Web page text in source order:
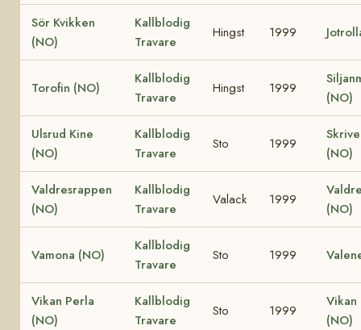
Sör Kvikken
(NO)
Kallblodig
Travare
Hingst 1999
Torofin (NO)
Kallblodig
Travare
Hingst 1999
(NO)
Ulsrud Kine
(NO)
Kallblodig
Travare
Sto 1999
(NO)
Valdresrappen
(NO)
Kallblodig
Travare
Valack 1999
(NO)
Vamona (NO)
Kallblodig
Travare
Sto 1999
Vikan Perla
(NO)
Kallblodig
Travare
Sto 1999
Vikan
(NO)